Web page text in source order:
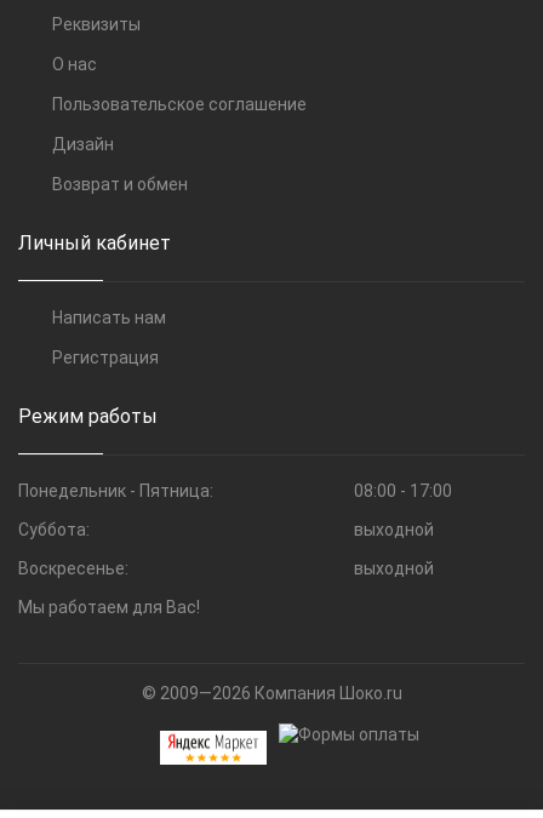
Реквизиты
О нас
Пользовательское соглашение
Дизайн
Возврат и обмен
Личный кабинет
Написать нам
Регистрация
Режим работы
Понедельник - Пятница:
08:00 - 17:00
Суббота:
выходной
Воскресенье:
выходной
Мы работаем для Вас!
© 2009—2026 Компания Шоко.ru